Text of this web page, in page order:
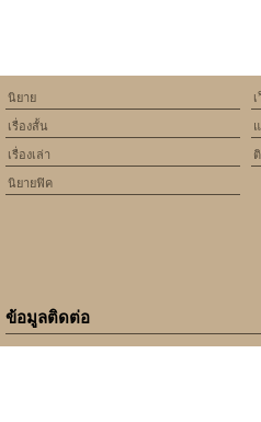
นิยาย
เรื่องสั้น
เรื่องเล่า
นิยายฟิค
ข้อมูลติดต่อ